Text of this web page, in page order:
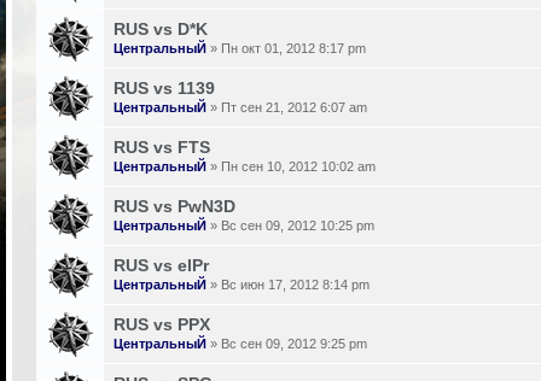
RUS vs D*K
ЦентральныЙ » Пн окт 01, 2012 8:17 pm
RUS vs 1139
ЦентральныЙ » Пт сен 21, 2012 6:07 am
RUS vs FTS
ЦентральныЙ » Пн сен 10, 2012 10:02 am
RUS vs PwN3D
ЦентральныЙ » Вс сен 09, 2012 10:25 pm
RUS vs elPr
ЦентральныЙ » Вс июн 17, 2012 8:14 pm
RUS vs PPX
ЦентральныЙ » Вс сен 09, 2012 9:25 pm